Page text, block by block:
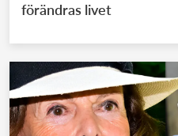
förändras livet